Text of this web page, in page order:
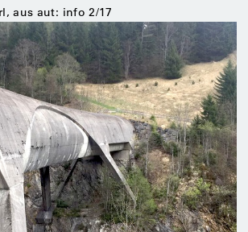
aus aut: info 2/17